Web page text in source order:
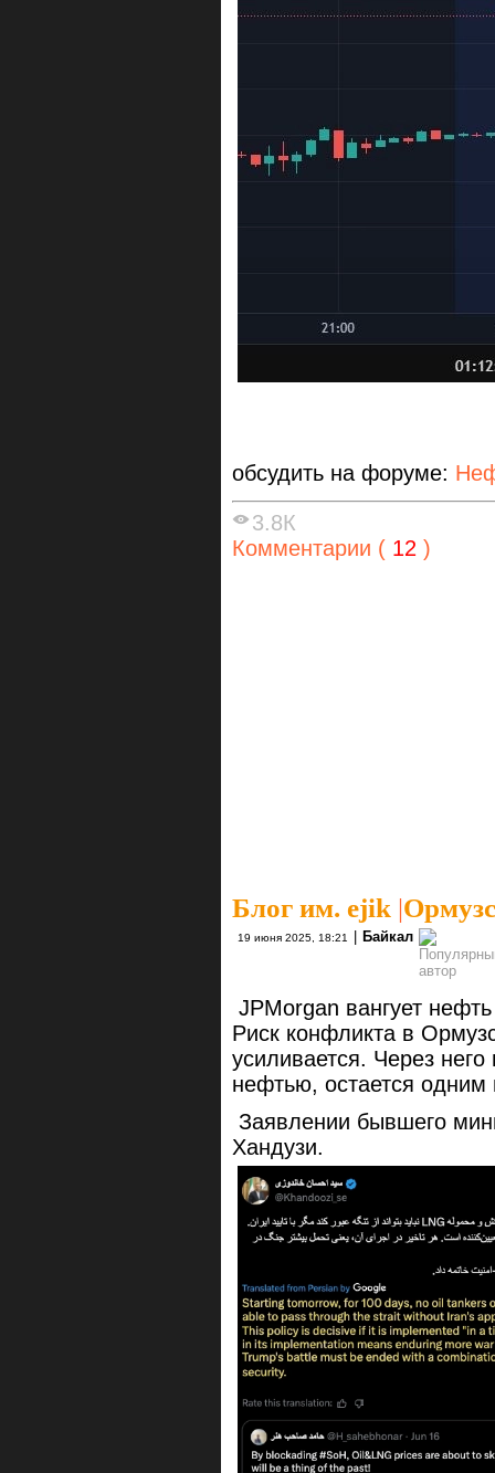
обсудить на форуме:
3.8К
Комментарии ( 12 )
Блог им. ejik |
19 июня 2025, 18:21 Байкал
JPMorgan вангует
Риск конфликта в
усиливается. Через
нефтью, остается
Заявлении бывшего
Хандузи.